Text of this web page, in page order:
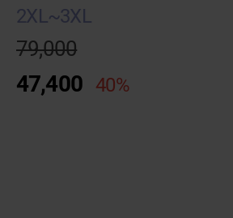
S (BLACK)
2XL~3XL
79,000
47,400 40%